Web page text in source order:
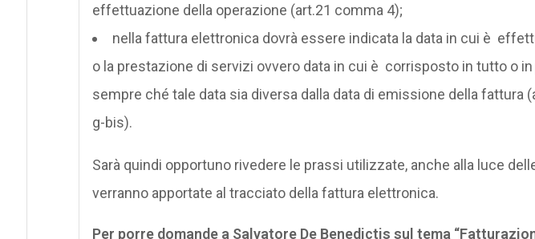
effettuazione della operazione (art.21 comma 4);
nella fattura elettronica dovrà essere indicata la data in cui è
o la prestazione di servizi ovvero data in cui è corrisposto in tutto o
sempre ché tale data sia diversa dalla data di emissione della fattura
g-bis).
Sarà quindi opportuno rivedere le prassi utilizzate, anche alla luce
verranno apportate al tracciato della fattura elettronica.
Per porre domande a Salvatore De Benedictis sul tema